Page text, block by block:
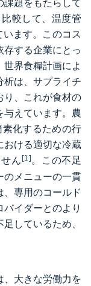
題をもたらして
較して、温度管
います。このコス
存する企業にとっ
界食糧計画によ
析は、サプライチ
り、これが食材の
与えています。農
化するための行
おける適切な冷蔵
ん[1]。この不足
のメニューの一貫
専用のコールド
イダーとのより
しているため、
、大きな労働力を